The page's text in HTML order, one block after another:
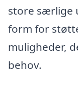
store særlige
form for
muligheder,
behov.